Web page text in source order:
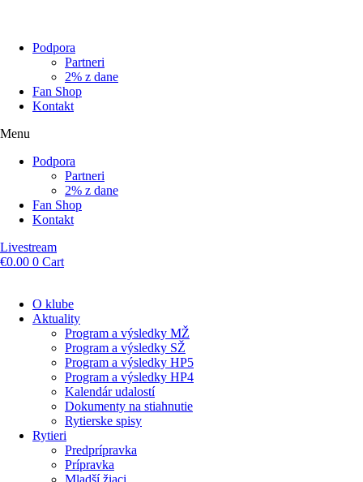
Podpora
Partneri
2% z dane
Fan Shop
Kontakt
Menu
Podpora
Partneri
2% z dane
Fan Shop
Kontakt
Livestream
€0.00 0 Cart
O klube
Aktuality
Program a výsledky MŽ
Program a výsledky SŽ
Program a výsledky HP5
Program a výsledky HP4
Kalendár udalostí
Dokumenty na stiahnutie
Rytierske spisy
Rytieri
Predprípravka
Prípravka
Mladší žiaci